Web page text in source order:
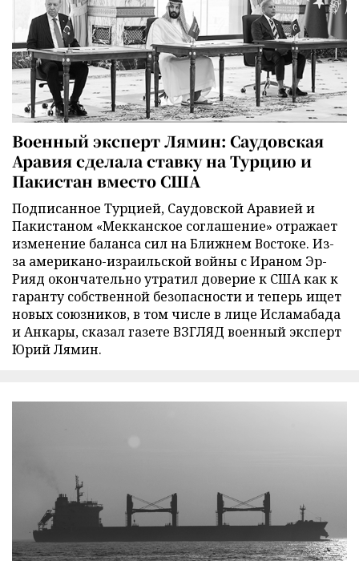
Военный эксперт Лямин: Саудовская
Аравия сделала ставку на Турцию и
Пакистан вместо США
Подписанное Турцией, Саудовской Аравией и
Пакистаном «Мекканское соглашение» отражает
изменение баланса сил на Ближнем Востоке. Из-
за американо-израильской войны с Ираном Эр-
Рияд окончательно утратил доверие к США как к
гаранту собственной безопасности и теперь ищет
новых союзников, в том числе в лице Исламабада
и Анкары, сказал газете ВЗГЛЯД военный эксперт
Юрий Лямин.